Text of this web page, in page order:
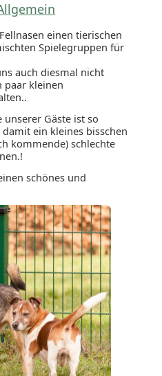
einen tierischen
Spielegruppen für
auch diesmal nicht
paar kleinen
Gäste ist so
ein kleines bisschen
kommende) schlechte
schönes und